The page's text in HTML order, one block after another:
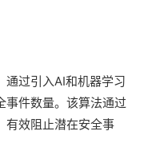
通过引入AI和机器学习
事件数量。该算法通过
有效阻止潜在安全事